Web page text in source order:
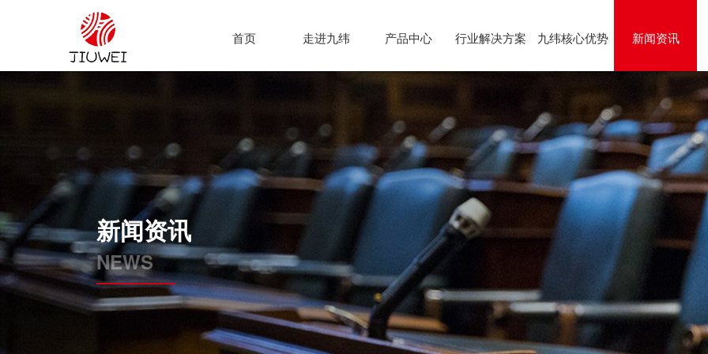
首页 走进九纬 产品中心 行业解决方案 九纬核心优势 新闻资讯
新闻资讯
NEWS